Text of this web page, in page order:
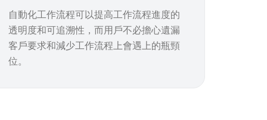
自動化工作流程可以提高工作流程進度的
透明度和可追溯性，而用戶不必擔心遺漏
客戶要求和減少工作流程上會遇上的瓶頸
位。